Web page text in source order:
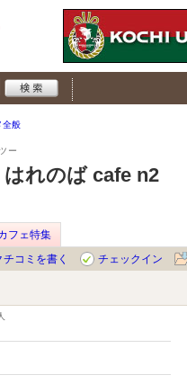
全般
ー
れのば cafe n2
フェ特集
チコミを書く
チェックイン